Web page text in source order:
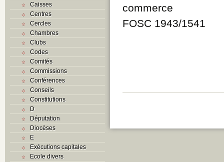
Caisses
Centres
Cercles
Chambres
Clubs
Codes
Comités
Commissions
Conférences
Conseils
Constitutions
D
Députation
Diocèses
E
Exécutions capitales
Ecole divers
commerce
FOSC 1943/1541